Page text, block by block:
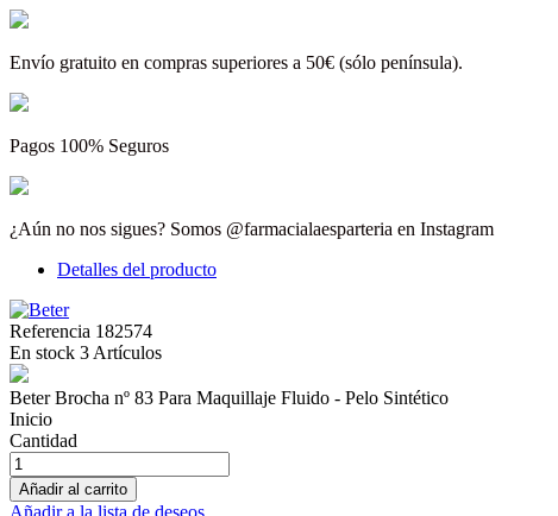
Envío gratuito en compras superiores a 50€ (sólo península).
Pagos 100% Seguros
¿Aún no nos sigues? Somos @farmacialaesparteria en Instagram
Detalles del producto
Referencia 182574
En stock 3 Artículos
Beter Brocha nº 83 Para Maquillaje Fluido - Pelo Sintético
Inicio
Cantidad
Añadir al carrito
Añadir a la lista de deseos